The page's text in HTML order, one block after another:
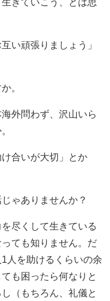
い頑張りましょう」
。
外問わず、沢山いら
け合いが大切」とか
ゃありませんか？
尽くして生きている
ても知りません。だ
人を助けるくらいの余
も困ったら何なりと
（もちろん、礼儀と